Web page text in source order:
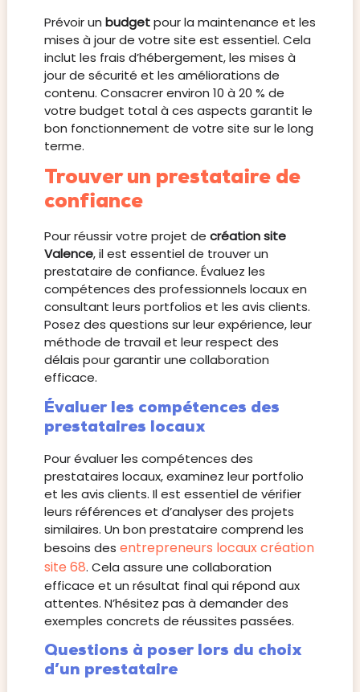
Prévoir un budgetpour la maintenance et les
mises à jour de votre site est essentiel. Cela
inclut les frais d’hébergement, les mises à
jour de sécurité et les améliorations de
contenu. Consacrer environ 10 à 20 % de
votre budget total à ces aspects garantit le
bon fonctionnement de votre site sur le long
terme.
Trouver un prestataire de
confiance
Pour réussir votre projet de création site
Valence, il est essentiel de trouver un
prestataire de confiance. Évaluez les
compétences des professionnels locaux en
consultant leurs portfolios et les avis clients.
Posez des questions sur leur expérience, leur
méthode de travail et leur respect des
délais pour garantir une collaboration
efficace.
Évaluer les compétences des
prestataires locaux
Pour évaluer les compétences des
prestataires locaux, examinez leur portfolio
et les avis clients. Il est essentiel de vérifier
leurs références et d’analyser des projets
similaires. Un bon prestataire comprend les
besoins des entrepreneurs locaux création
site 68. Cela assure une collaboration
efficace et un résultat final qui répond aux
attentes. N’hésitez pas à demander des
exemples concrets de réussites passées.
Questions à poser lors du choix
d’un prestataire